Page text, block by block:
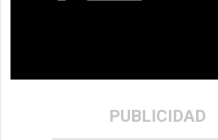
PUBLICIDAD